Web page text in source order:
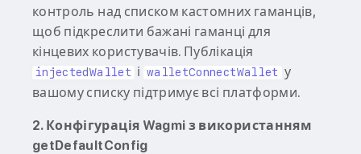
контроль над списком кастомних гаманців,
щоб підкреслити бажані гаманці для
кінцевих користувачів. Публікація
injectedWallet і walletConnectWallet у
вашому списку підтримує всі платформи.
2. Конфігурація Wagmi з використанням
getDefaultConfig